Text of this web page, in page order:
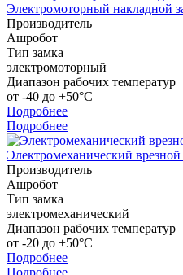
Электромоторный накладной
Производитель
Ашробот
Тип замка
электромоторный
Диапазон рабочих температур
от -40 до +50°С
Подробнее
Подробнее
Электромеханический
Производитель
Ашробот
Тип замка
электромеханический
Диапазон рабочих температур
от -20 до +50°С
Подробнее
Подробнее